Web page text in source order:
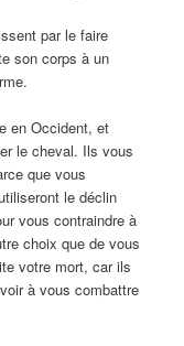
par le faire
son corps à un
en Occident, et
le cheval. Ils vous
que vous
le déclin
vous contraindre à
choix que de vous
votre mort, car ils
à vous combattre